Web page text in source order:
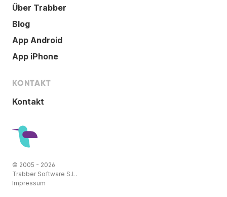
Über Trabber
Blog
App Android
App iPhone
KONTAKT
Kontakt
© 2005 - 2026
Trabber Software S.L.
Impressum